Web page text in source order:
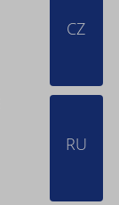
CZ
RU